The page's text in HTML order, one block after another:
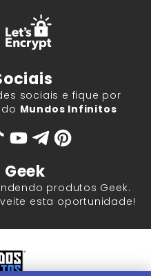
sociais e fique por
Mundos Infinitos
produtos Geek.
esta oportunidade!